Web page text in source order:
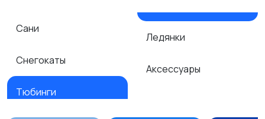
Сани
Снегокаты
Тюбинги
Ледянки
Аксессуары